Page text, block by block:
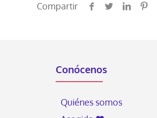
Compartir
Conócenos
Quiénes somos